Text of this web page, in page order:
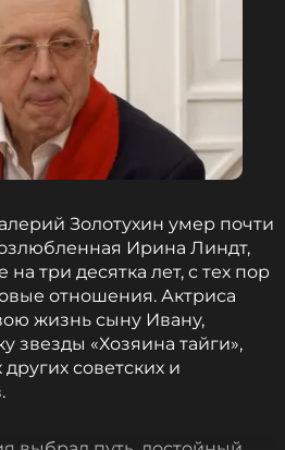
Золотухин умер почти
Ирина Линдт,
три десятка лет, с тех пор
отношения. Актриса
жизнь сыну Ивану,
звезды «Хозяина тайги»,
советских и